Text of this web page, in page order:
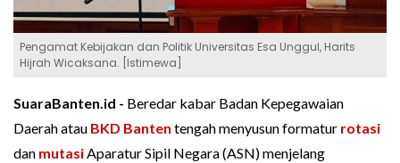
Pengamat Kebijakan dan Politik Universitas Esa Unggul, Harits
Hijrah Wicaksana. [Istimewa]
SuaraBanten.id - Beredar kabar Badan Kepegawaian
Daerah atau BKD Banten tengah menyusun formatur rotasi
dan mutasiAparatur Sipil Negara (ASN) menjelang